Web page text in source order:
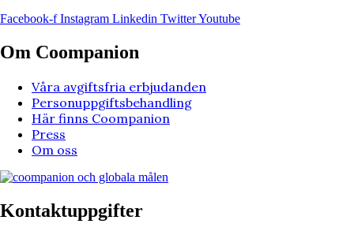
Facebook-f Instagram Linkedin TwitterYoutube
Om Coompanion
Våra avgiftsfria erbjudanden
Personuppgiftsbehandling
Här finns Coompanion
Press
Om oss
Kontaktuppgifter